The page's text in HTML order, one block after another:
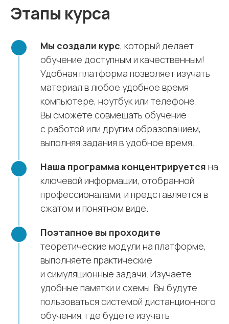
Этапы курса
Мы создали курс, который делает
обучение доступным и качественным!
Удобная платформа позволяет изучать
материал в любое удобное время
компьютере, ноутбук или телефоне.
Вы сможете совмещать обучение
с работой или другим образованием,
выполняя задания в удобное время.
Наша программа концентрируется на
ключевой информации, отобранной
профессионалами, и представляется в
сжатом и понятном виде.
Поэтапное вы проходите
теоретические модули на платформе,
выполняете практические
и симуляционные задачи. Изучаете
удобные памятки и схемы. Вы будуте
пользоваться системой дистанционного
обучения, где будете изучать